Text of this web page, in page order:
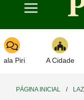
Toggle
Piri A Cidade
PÁGINA INICIAL /